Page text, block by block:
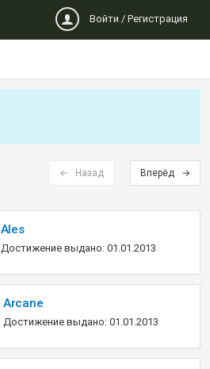
Войти / Регистрация
← Назад Вперёд →
Ales
Достижение выдано: 01.01.2013
Arcane
Достижение выдано: 01.01.2013